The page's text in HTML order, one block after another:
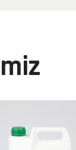
miz